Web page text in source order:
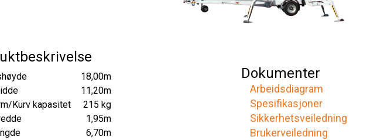
18,00m
11,20m
Kurv kapasitet
215 kg
1,95m
6,70m
Dokumenter
Arbeidsdiagram
Spesifikasjoner
Sikkerhetsveiledning
Brukerveiledning